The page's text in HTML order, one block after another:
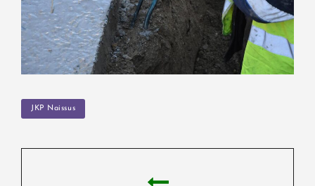
TAGS
JKP Naissus